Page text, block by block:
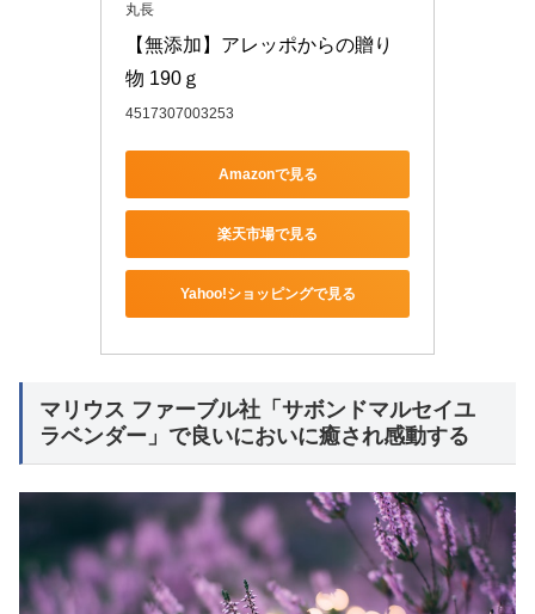
丸長
【無添加】アレッポからの贈り
物 190ｇ
4517307003253
Amazonで見る
楽天市場で見る
Yahoo!ショッピングで見る
マリウス ファーブル社「サボンドマルセイユ
ラベンダー」で良いにおいに癒され感動する